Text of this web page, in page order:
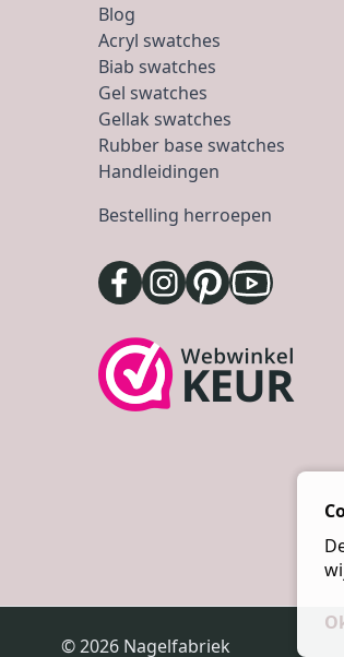
Blog
Acryl swatches
Biab swatches
Gel swatches
Gellak swatches
Rubber base swatches
Handleidingen
Bestelling herroepen
© 2026 Nagelfabriek